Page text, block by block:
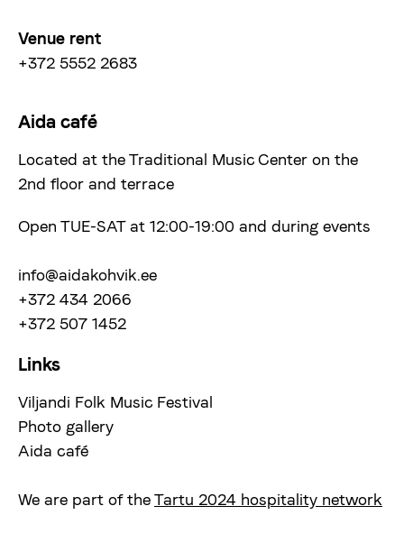
Venue rent
+372 5552 2683
Aida café
Located at the Traditional Music Center on the
2nd floor and terrace
Open TUE-SAT at 12:00-19:00 and during events
info@aidakohvik.ee
+372 434 2066
+372 507 1452
Links
Viljandi Folk Music Festival
Photo gallery
Aida café
We are part of theTartu 2024 hospitality network